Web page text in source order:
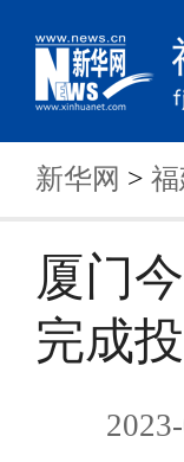
新华网 >
厦门
完成